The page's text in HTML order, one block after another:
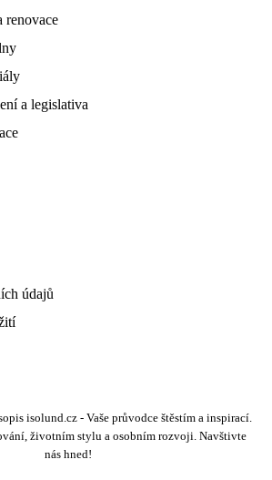
renovace
a legislativa
údajů
isolund.cz - Vaše průvodce štěstím a inspirací.
životním stylu a osobním rozvoji. Navštivte
nás hned!